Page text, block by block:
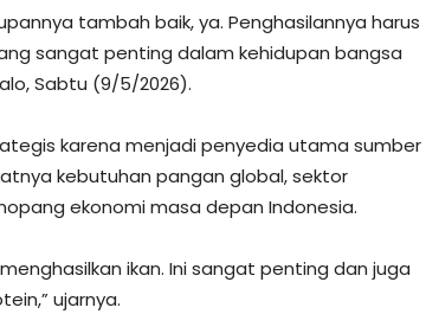
tambah baik, ya. Penghasilannya harus
sangat penting dalam kehidupan bangsa
Sabtu (9/5/2026).
karena menjadi penyedia utama sumber
kebutuhan pangan global, sektor
ekonomi masa depan Indonesia.
ikan. Ini sangat penting dan juga
ujarnya.